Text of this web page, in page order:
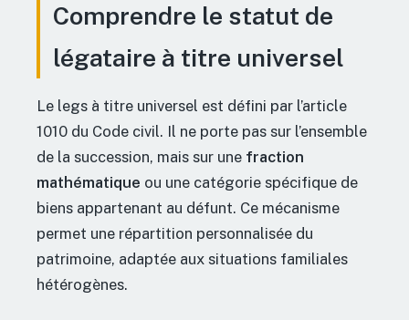
Comprendre le statut de
légataire à titre universel
Le legs à titre universel est défini par l’article
1010 du Code civil. Il ne porte pas sur l’ensemble
de la succession, mais sur une fraction
mathématique ou une catégorie spécifique de
biens appartenant au défunt. Ce mécanisme
permet une répartition personnalisée du
patrimoine, adaptée aux situations familiales
hétérogènes.